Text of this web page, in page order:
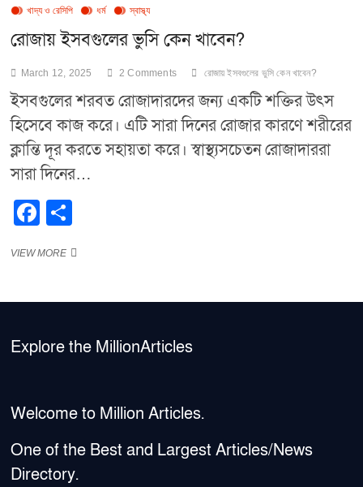
খাদ্য ও রেসিপি ধর্ম স্বাস্থ্য
রোজায় ইসবগুলের ভুসি কেন খাবেন?
March 12, 2025 2 Comments রোজায় ইসবগুলের ভুসি কেন খাবেন?
ইসবগুলের শরবত রোজাদারদের জন্য একটি শক্তির উৎস
হিসেবে কাজ করে। এটি সারা দিনের রোজার কারণে শরীরের
ক্লান্তি দূর করতে সহায়তা করে। স্বাস্থ্যসচেতন রোজাদাররা
সারা দিনের…
F
c
o
ar
VIEW MOREরোজায়
Explore the MillionArticles
Welcome to Million Articles.
One of the Best and Largest Articles/News
Directory.